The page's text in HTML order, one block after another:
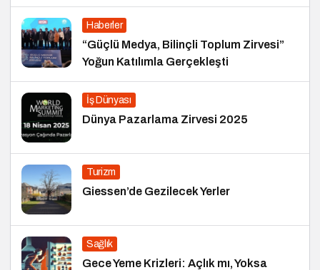
Haberler
“Güçlü Medya, Bilinçli Toplum Zirvesi”
Yoğun Katılımla Gerçekleşti
İş Dünyası
Dünya Pazarlama Zirvesi 2025
Turizm
Giessen’de Gezilecek Yerler
Sağlık
Gece Yeme Krizleri: Açlık mı, Yoksa